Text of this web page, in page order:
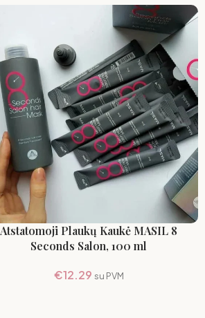
Atstatomoji Plaukų Kaukė MASIL 8
Seconds Salon, 100 ml
€12.29 su PVM